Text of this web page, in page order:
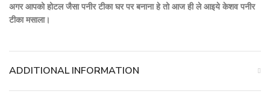
अगर आपको होटल जैसा पनीर टीका घर पर बनाना हे तो आज ही ले आइये केशव पनीर
टीका मसाला।
ADDITIONAL INFORMATION